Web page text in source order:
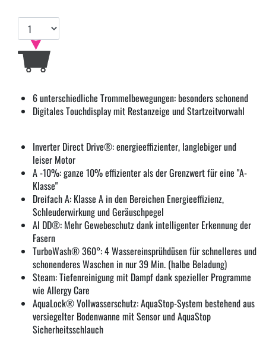
6 unterschiedliche Trommelbewegungen: besonders schonend
Digitales Touchdisplay mit Restanzeige und Startzeitvorwahl
Inverter Direct Drive®: energieeffizienter, langlebiger und
leiser Motor
A -10%: ganze 10% effizienter als der Grenzwert für eine "A-
Klasse"
Dreifach A: Klasse A in den Bereichen Energieeffizienz,
Schleuderwirkung und Geräuschpegel
AI DD®: Mehr Gewebeschutz dank intelligenter Erkennung der
Fasern
TurboWash® 360°: 4 Wassereinsprühdüsen für schnelleres und
schonenderes Waschen in nur 39 Min. (halbe Beladung)
Steam: Tiefenreinigung mit Dampf dank spezieller Programme
wie Allergy Care
AquaLock® Vollwasserschutz: AquaStop-System bestehend aus
versiegelter Bodenwanne mit Sensor und AquaStop
Sicherheitsschlauch